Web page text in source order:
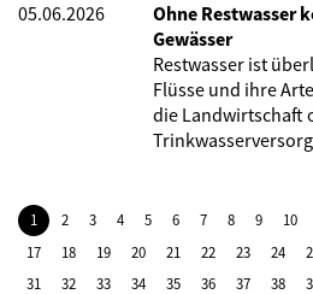
05.06.2026
Ohne Restwasser
Gewässer
Restwasser ist
Flüsse und ihre
die Landwirtschaft
1 2 3 4 5 6 7 8 9 10
17
18 19 20 21 22 23 24
31
32 33 34 35 36 37 38